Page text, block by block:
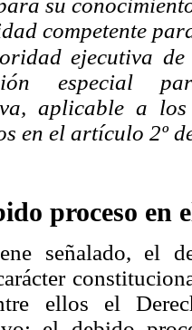
su
competente
ejecutiva
especial
aplicable a
en el artículo 2º
proceso en
señalado, el
ellos el